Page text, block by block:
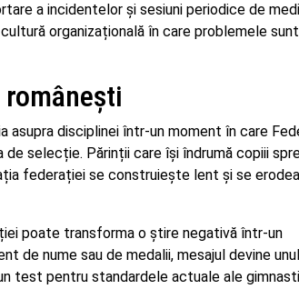
a incidentelor și sesiuni periodice de
organizațională în care problemele sunt
disciplinei într-un moment în care
de selecție. Părinții care își îndrumă copiii
federației se construiește lent și se
poate transforma o știre negativă într-un
de nume sau de medalii, mesajul devine
test pentru standardele actuale ale